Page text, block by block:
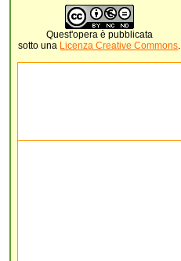
Quest'opera è pubblicata
sotto una Licenza Creative Commons.